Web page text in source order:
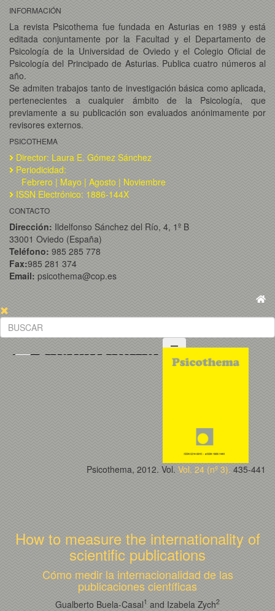
INFORMACIÓN
La revista Psicothema fue fundada en Asturias en 1989 y está
editada conjuntamente por la Facultad y el Departamento de
Psicología de la Universidad de Oviedo y el Colegio Oficial de
Psicología del Principado de Asturias. Publica cuatro números al
año.
Se admiten trabajos tanto de investigación básica como aplicada,
pertenecientes a cualquier ámbito de la Psicología, que
previamente a su publicación son evaluados anónimamente por
revisores externos.
PSICOTHEMA
Director: Laura E. Gómez Sánchez
Periodicidad:
Febrero | Mayo | Agosto | Noviembre
ISSN Electrónico: 1886-144X
CONTACTO
Dirección: Ildelfonso Sánchez del Río, 4, 1º B
33001 Oviedo (España)
Teléfono: 985 285 778
Fax:985 281 374
Email: psicothema@cop.es
Psicothema, 2012. Vol. Vol. 24 (nº 3). 435-441
How to measure the internationality of
scientific publications
Cómo medir la internacionalidad de las
publicaciones científicas
Gualberto Buela-Casal1 and Izabela Zych2